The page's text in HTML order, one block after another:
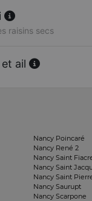
raisins secs
ail
Nancy Poincaré
Nancy René 2
Nancy Saint
Nancy Saint
Nancy Saint
Nancy Saurupt
Nancy Scarpone